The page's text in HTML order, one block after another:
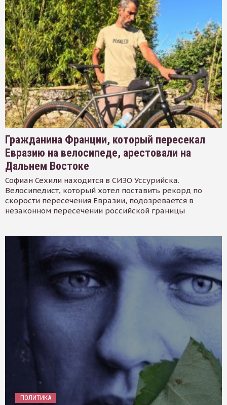
Гражданина Франции, который пересекал
Евразию на велосипеде, арестовали на
Дальнем Востоке
Софиан Сехили находится в СИЗО Уссурийска.
Велосипедист, который хотел поставить рекорд по
скорости пересечения Евразии, подозревается в
незаконном пересечении российской границы
ПОЛИТИКА